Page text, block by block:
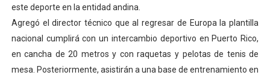
este deporte en la entidad andina.
Agregó el director técnico que al regresar de Europa la plantilla
nacional cumplirá con un intercambio deportivo en Puerto Rico,
en cancha de 20 metros y con raquetas y pelotas de tenis de
mesa. Posteriormente, asistirán a una base de entrenamiento en